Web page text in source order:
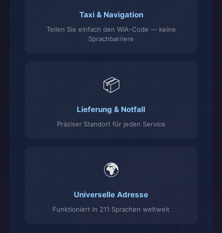
Taxi & Navigation
Teilen Sie einfach den WIA-Code — keine
Sprachbarriere
📦
Lieferung & Notfall
Präziser Standort für jeden Service
🌍
Universelle Adresse
Funktioniert in 211 Sprachen weltweit